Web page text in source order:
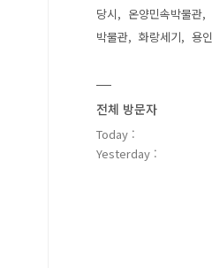
당시
온양민속박물관
박물관
화랑세기 용인
전체 방문자
Today :
Yesterday :